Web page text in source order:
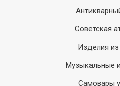
Советская
Изделия
Музыкальные
Самовары